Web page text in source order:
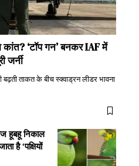
कांत? ‘टॉप गन’ बनकर IAF में
जर्नी
ताकत के बीच स्क्वाड्रन लीडर भावना
हूबहू निकाल
है ‘पक्षियों